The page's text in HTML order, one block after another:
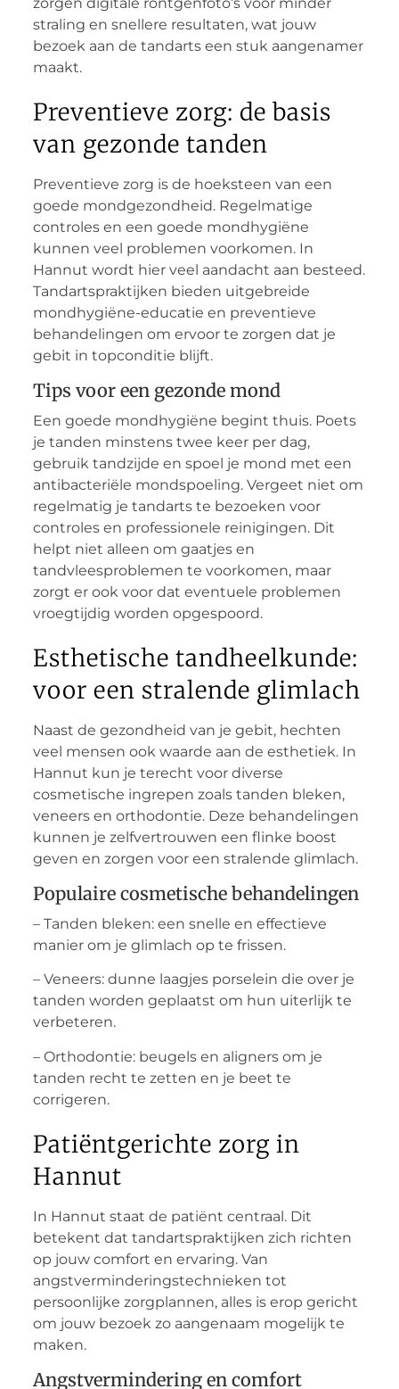
straling en snellere resultaten, wat jouw
bezoek aan de tandarts een stuk aangenamer
maakt.
Preventieve zorg: de basis
van gezonde tanden
Preventieve zorg is de hoeksteen van een
goede mondgezondheid. Regelmatige
controles en een goede mondhygiëne
kunnen veel problemen voorkomen. In
Hannut wordt hier veel aandacht aan besteed.
Tandartspraktijken bieden uitgebreide
mondhygiëne-educatie en preventieve
behandelingen om ervoor te zorgen dat je
gebit in topconditie blijft.
Tips voor een gezonde mond
Een goede mondhygiëne begint thuis. Poets
je tanden minstens twee keer per dag,
gebruik tandzijde en spoel je mond met een
antibacteriële mondspoeling. Vergeet niet om
regelmatig je tandarts te bezoeken voor
controles en professionele reinigingen. Dit
helpt niet alleen om gaatjes en
tandvleesproblemen te voorkomen, maar
zorgt er ook voor dat eventuele problemen
vroegtijdig worden opgespoord.
Esthetische tandheelkunde:
voor een stralende glimlach
Naast de gezondheid van je gebit, hechten
veel mensen ook waarde aan de esthetiek. In
Hannut kun je terecht voor diverse
cosmetische ingrepen zoals tanden bleken,
veneers en orthodontie. Deze behandelingen
kunnen je zelfvertrouwen een flinke boost
geven en zorgen voor een stralende glimlach.
Populaire cosmetische behandelingen
– Tanden bleken: een snelle en effectieve
manier om je glimlach op te frissen.
– Veneers: dunne laagjes porselein die over je
tanden worden geplaatst om hun uiterlijk te
verbeteren.
– Orthodontie: beugels en aligners om je
tanden recht te zetten en je beet te
corrigeren.
Patiëntgerichte zorg in
Hannut
In Hannut staat de patiënt centraal. Dit
betekent dat tandartspraktijken zich richten
op jouw comfort en ervaring. Van
angstverminderingstechnieken tot
persoonlijke zorgplannen, alles is erop gericht
om jouw bezoek zo aangenaam mogelijk te
maken.
Angstvermindering en comfort